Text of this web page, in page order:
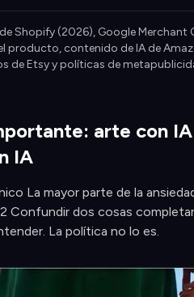
Shopify (2026), Google Merchant
producto, contenido de IA de
de Etsy y políticas de
arte con
IA
La mayor parte de la
Confundir dos cosas
La política no lo es.